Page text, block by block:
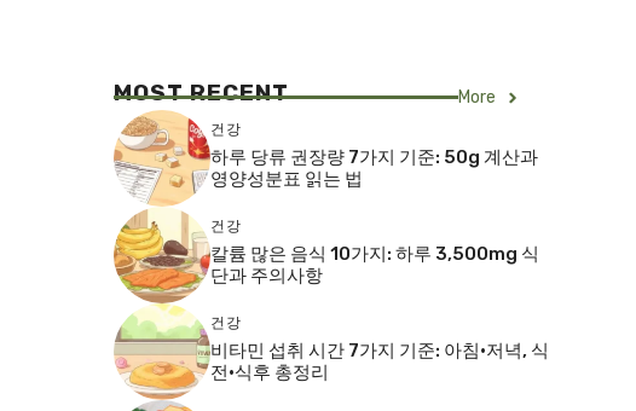
MOST RECENT More
건강
하루 당류 권장량 7가지 기준: 50g 계산과
영양성분표 읽는 법
건강
칼륨 많은 음식 10가지: 하루 3,500mg 식
단과 주의사항
건강
비타민 섭취 시간 7가지 기준: 아침·저녁, 식
전·식후 총정리